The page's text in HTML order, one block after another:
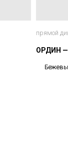
прямой
ОРДИН